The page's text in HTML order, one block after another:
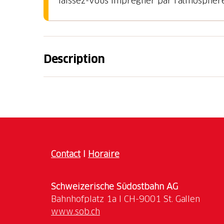
Description
Murg. Une scène émerge de l'eau,
où la nature elle-même devient décor, une
Entrez dans une histoire qui vous
moments inoubliables. Laissez-vous
ContactI Horaire
Schweizerische Südostbahn AG
www.sob.ch